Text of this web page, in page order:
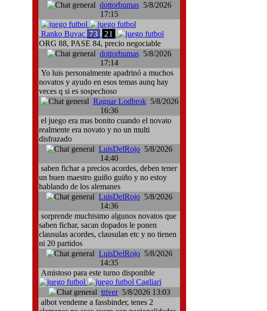
dottorbumas 5/8/2026
17:15
Ranko Buvac 73 21
ORG 88, PASE 84, precio negociable
dottorbumas 5/8/2026
17:14
Yo luis personalmente apadrinó a muchos
novatos y ayudo en esos temas aunq hay
veces q si es sospechoso
Ragnar Lodbrok5/8/2026
16:36
el juego era mas bonito cuando el novato
realmente era novato y no un multi
disfrazado
LuisDelRojo 5/8/2026
14:40
saben fichar a precios acordes, deben tener
un buen maestro guiño guiño y no estoy
hablando de los alemanes
LuisDelRojo 5/8/2026
14:36
sorprende muchisimo algunos novatos que
saben fichar, sacan dopados le ponen
clausulas acordes, clausulan etc y no tienen
ni 20 partidos
LuisDelRojo 5/8/2026
14:35
Amistoso para este turno disponible
Cagliari
triver5/8/2026 13:03
albot vendeme a fassbinder, tenes 2